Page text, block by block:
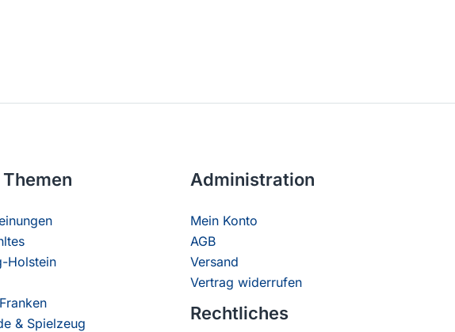
Themen
Holstein
& Spielzeug
Administration
Mein Konto
AGB
Versand
Vertrag widerrufen
Rechtliches